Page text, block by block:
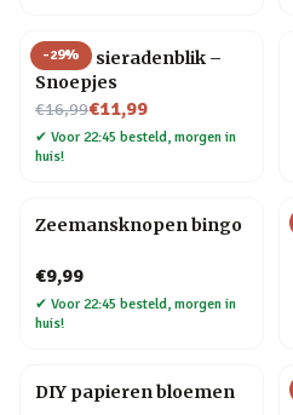
-29%
Snoep sieradenblik –
Snoepjes
€16,99
Nu voor€11,99
✔ Voor 22:45 besteld, morgen in
huis!
Zeemansknopen bingo
€9,99
✔ Voor 22:45 besteld, morgen in
huis!
DIY papieren bloemen